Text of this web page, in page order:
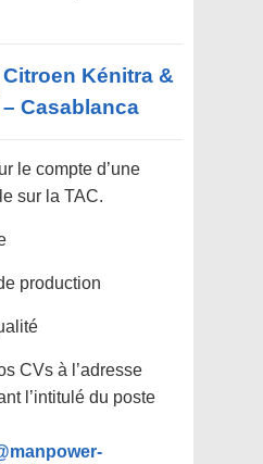
Kénitra &
Casablanca – أهم اعلانات
le compte d’une
sur la TAC.
production
CVs à l’adresse
l’intitulé du poste